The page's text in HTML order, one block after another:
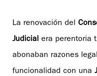
La renovación del
Judicial era perentoria
abonaban razones
funcionalidad con una